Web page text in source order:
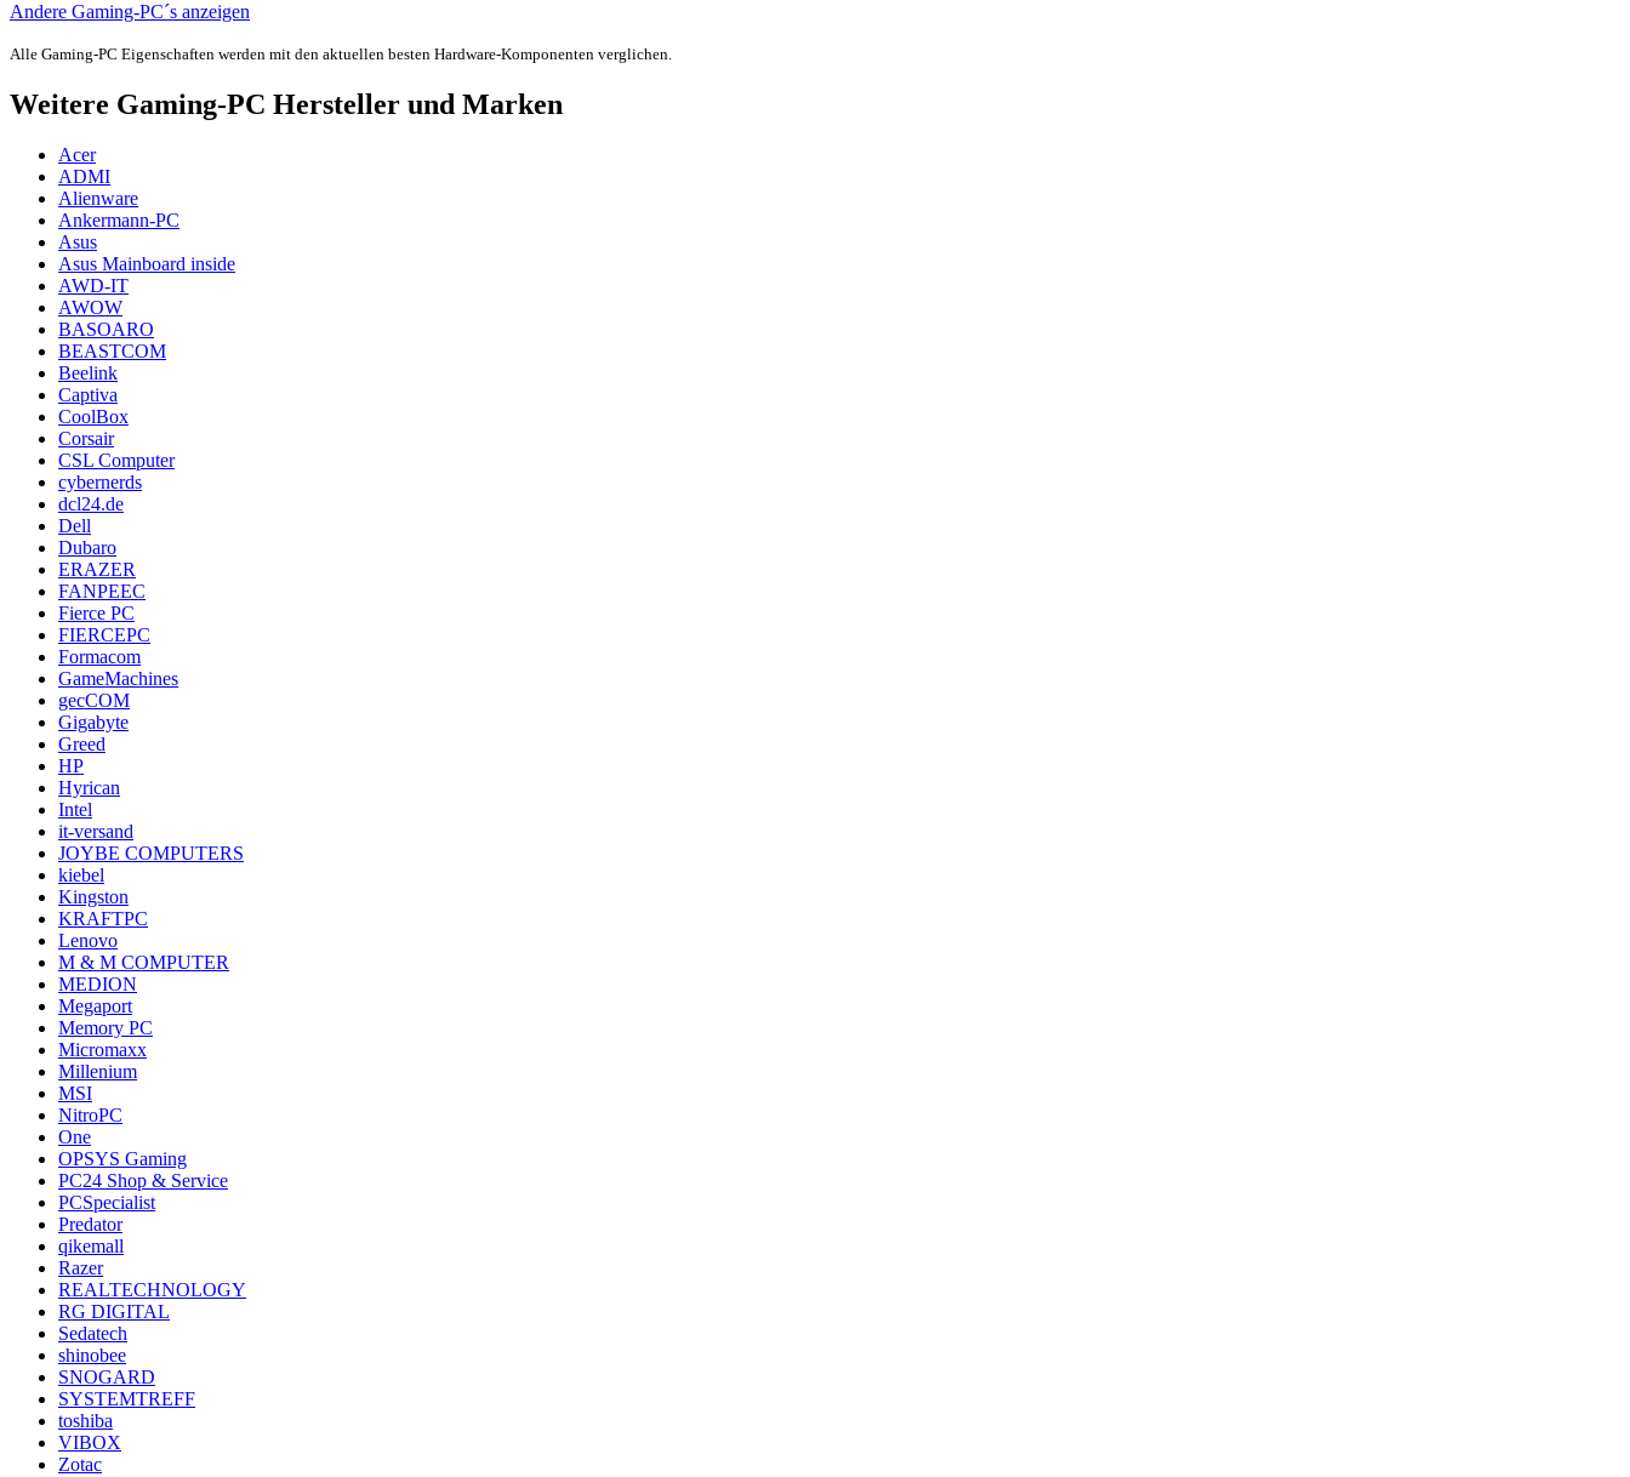
Andere Gaming-PC´s anzeigen
Alle Gaming-PC Eigenschaften werden mit den aktuellen besten Hardware-Komponenten verglichen.
Weitere Gaming-PC Hersteller und Marken
Acer
ADMI
Alienware
Ankermann-PC
Asus
Asus Mainboard inside
AWD-IT
AWOW
BASOARO
BEASTCOM
Beelink
Captiva
CoolBox
Corsair
CSL Computer
cybernerds
dcl24.de
Dell
Dubaro
ERAZER
FANPEEC
Fierce PC
FIERCEPC
Formacom
GameMachines
gecCOM
Gigabyte
Greed
HP
Hyrican
Intel
it-versand
JOYBE COMPUTERS
kiebel
Kingston
KRAFTPC
Lenovo
M & M COMPUTER
MEDION
Megaport
Memory PC
Micromaxx
Millenium
MSI
NitroPC
One
OPSYS Gaming
PC24 Shop & Service
PCSpecialist
Predator
qikemall
Razer
REALTECHNOLOGY
RG DIGITAL
Sedatech
shinobee
SNOGARD
SYSTEMTREFF
toshiba
VIBOX
Zotac